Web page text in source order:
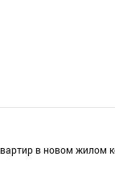
в новом жилом